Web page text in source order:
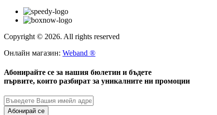
Copyright © 2026. All rights reserved
Онлайн магазин: Weband ®
Абонирайте се за нашия бюлетин и бъдете
първите, които разбират за уникалните ни промоции
Абонирай се